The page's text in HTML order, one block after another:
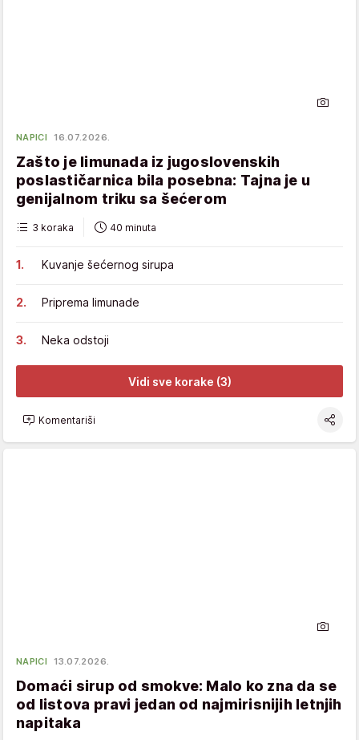
NAPICI 16.07.2026.
Zašto je limunada iz jugoslovenskih
poslastičarnica bila posebna: Tajna je u
genijalnom triku sa šećerom
3 koraka 40 minuta
Kuvanje šećernog sirupa
Priprema limunade
Neka odstoji
Vidi sve korake (3)
Komentariši
NAPICI 13.07.2026.
Domaći sirup od smokve: Malo ko zna da se
od listova pravi jedan od najmirisnijih letnjih
napitaka